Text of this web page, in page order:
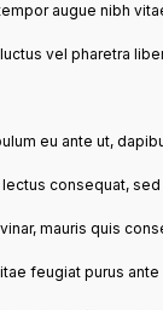
augue nibh
vel pharetra
eu ante ut,
consequat,
mauris quis
feugiat purus ante